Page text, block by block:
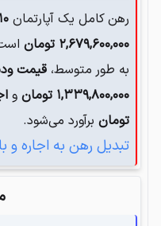
رهن کامل یک آپارتمان
۲,۶۷۹,۶۰۰,۰۰۰ تومان
به طور متوسط، قیمت
۱,۳۳۹,۸۰۰,۰۰۰ تومان و
تومان برآورد می‌شود.
تبدیل رهن به اجاره